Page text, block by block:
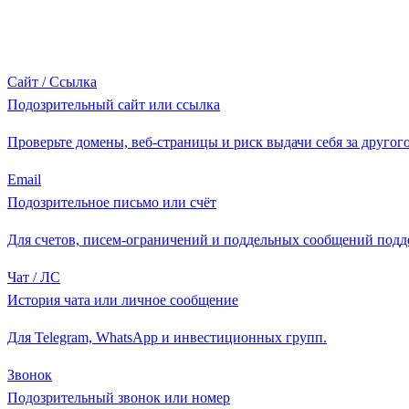
Сайт / Ссылка
Подозрительный сайт или ссылка
Проверьте домены, веб-страницы и риск выдачи себя за
Email
Подозрительное письмо или счёт
Для счетов, писем-ограничений и поддельных сообщений
Чат / ЛС
История чата или личное сообщение
Для Telegram, WhatsApp и инвестиционных групп.
Звонок
Подозрительный звонок или номер